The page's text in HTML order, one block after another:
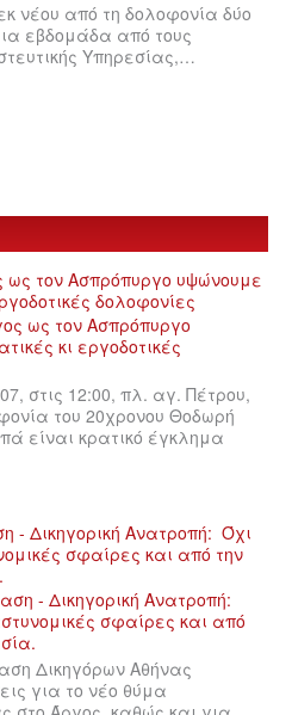
νέου από τη δολοφονία δύο
εβδομάδα από τους
Υπηρεσίας,…
ως τον Ασπρόπυργο υψώνουμε
δολοφονίες
στις 12:00, πλ. αγ. Πέτρου,
του 20χρονου Θοδωρή
είναι κρατικό έγκλημα
- Δικηγορική Ανατροπή: Όχι
σφαίρες και από την
Δικηγόρων Αθήνας
για το νέο θύμα